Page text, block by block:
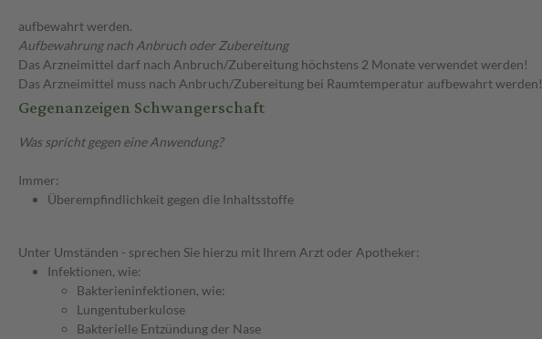
aufbewahrt werden.
Aufbewahrung nach Anbruch oder Zubereitung
Das Arzneimittel darf nach Anbruch/Zubereitung höchstens 2 Monate verwendet werden!
Das Arzneimittel muss nach Anbruch/Zubereitung bei Raumtemperatur aufbewahrt werden!
Gegenanzeigen Schwangerschaft
Was spricht gegen eine Anwendung?
Immer:
Überempfindlichkeit gegen die Inhaltsstoffe
Unter Umständen - sprechen Sie hierzu mit Ihrem Arzt oder Apotheker:
Infektionen, wie:
Bakterieninfektionen, wie:
Lungentuberkulose
Bakterielle Entzündung der Nase